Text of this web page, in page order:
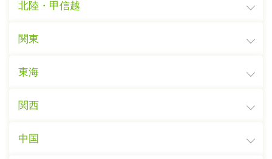
北陸・甲信越
関東
東海
関西
中国